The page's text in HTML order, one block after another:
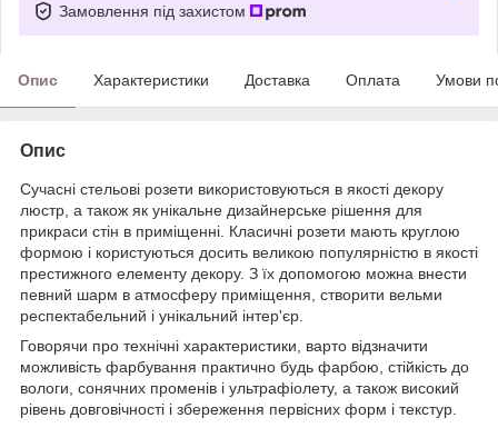
Замовлення під захистом
Опис Характеристики Доставка Оплата Умови
Опис
Сучасні стельові розети використовуються в якості декору
люстр, а також як унікальне дизайнерське рішення для
прикраси стін в приміщенні. Класичні розети мають круглою
формою і користуються досить великою популярністю в якості
престижного елементу декору. З їх допомогою можна внести
певний шарм в атмосферу приміщення, створити вельми
респектабельний і унікальний інтер'єр.
Говорячи про технічні характеристики, варто відзначити
можливість фарбування практично будь фарбою, стійкість до
вологи, сонячних променів і ультрафіолету, а також високий
рівень довговічності і збереження первісних форм і текстур.